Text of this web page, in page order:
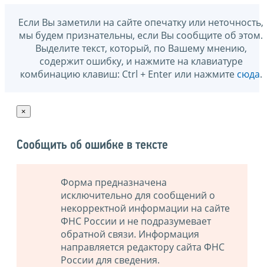
Если Вы заметили на сайте опечатку или неточность,
мы будем признательны, если Вы сообщите об этом.
Выделите текст, который, по Вашему мнению,
содержит ошибку, и нажмите на клавиатуре
комбинацию клавиш: Ctrl + Enter или нажмите сюда.
×
Сообщить об ошибке в тексте
Форма предназначена
исключительно для сообщений о
некорректной информации на сайте
ФНС России и не подразумевает
обратной связи. Информация
направляется редактору сайта ФНС
России для сведения.